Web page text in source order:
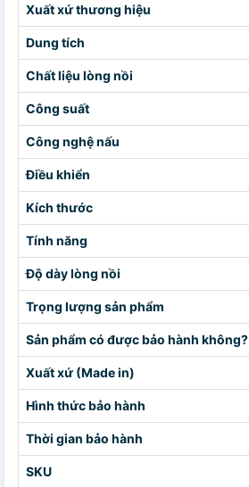
Xuất xứ thương hiệu
Dung tích
Chất liệu lòng nồi
Công suất
Công nghệ nấu
Điều khiển
Kích thước
Tính năng
Độ dày lòng nồi
Trọng lượng sản phẩm
Sản phẩm có được bảo hành không?
Xuất xứ (Made in)
Hình thức bảo hành
Thời gian bảo hành
SKU